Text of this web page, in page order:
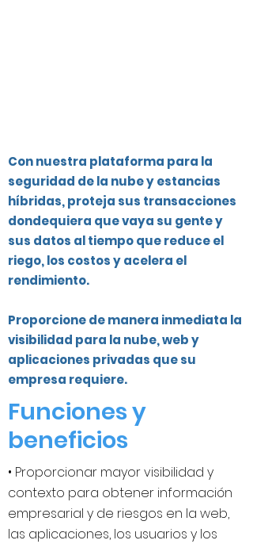
Con nuestra plataforma para la
seguridad de la nube y estancias
híbridas, proteja sus transacciones
dondequiera que vaya su gente y
sus datos al tiempo que reduce el
riego, los costos y acelera el
rendimiento.
Proporcione de manera inmediata la
visibilidad para la nube, web y
aplicaciones privadas que su
empresa requiere.
Funciones y
beneficios
• Proporcionar mayor visibilidad y
contexto para obtener información
empresarial y de riesgos en la web,
las aplicaciones, los usuarios y los